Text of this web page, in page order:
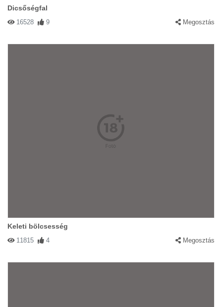
Dicsőségfal
16528 9 Megosztás
Keleti bölcsesség
11815 4 Megosztás